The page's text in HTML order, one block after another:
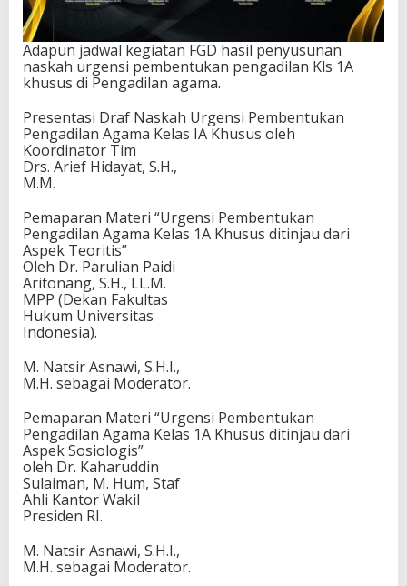
Adapun jadwal kegiatan FGD hasil penyusunan
naskah urgensi pembentukan pengadilan Kls 1A
khusus di Pengadilan agama.
Presentasi Draf Naskah Urgensi Pembentukan
Pengadilan Agama Kelas IA Khusus oleh
Koordinator Tim
Drs. Arief Hidayat, S.H.,
M.M.
Pemaparan Materi “Urgensi Pembentukan
Pengadilan Agama Kelas 1A Khusus ditinjau dari
Aspek Teoritis”
Oleh Dr. Parulian Paidi
Aritonang, S.H., LL.M.
MPP (Dekan Fakultas
Hukum Universitas
Indonesia).
M. Natsir Asnawi, S.H.I.,
M.H. sebagai Moderator.
Pemaparan Materi “Urgensi Pembentukan
Pengadilan Agama Kelas 1A Khusus ditinjau dari
Aspek Sosiologis”
oleh Dr. Kaharuddin
Sulaiman, M. Hum, Staf
Ahli Kantor Wakil
Presiden RI.
M. Natsir Asnawi, S.H.I.,
M.H. sebagai Moderator.